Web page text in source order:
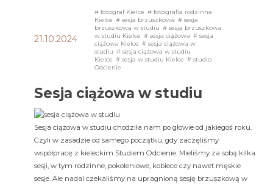
21.10.2024
# fotograf Kielce # fotografia rodzinna
Kielce # sesja brzuszkowa # sesja
brzuszkowa w studiu # sesja brzuszkowa
w studiu Kielce # sesja ciążowa # sesja
ciążowa Kielce # sesja ciążowa w
studiu # sesja ciążowa w studiu
Kielce # sesja w studiu Kielce # studio
Odcienie
Sesja ciążowa w studiu
Sesja ciążowa w studiu chodziła nam po głowie od jakiegoś roku.
Czyli w zasadzie od samego początku, gdy zaczęliśmy
współpracę z kieleckim Studiem Odcienie. Mieliśmy za sobą kilka
sesji, w tym rodzinne, pokoleniowe, kobiece czy nawet męskie
sesje. Ale nadal czekaliśmy na upragnioną sesję brzuszkową w